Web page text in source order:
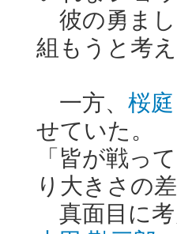
彼の勇まし
組もうと考
一方、 桜
せていた。
「皆が戦っ
り大きさの
真面目に考